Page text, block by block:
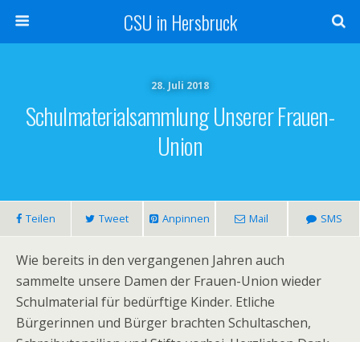
CSU in Hersbruck
28. Juli 2018
Schulmaterialsammlung Unserer Frauen-
Union
Teilen Tweet Anpinnen Mail SMS
Wie bereits in den vergangenen Jahren auch
sammelte unsere Damen der Frauen-Union wieder
Schulmaterial für bedürftige Kinder. Etliche
Bürgerinnen und Bürger brachten Schultaschen,